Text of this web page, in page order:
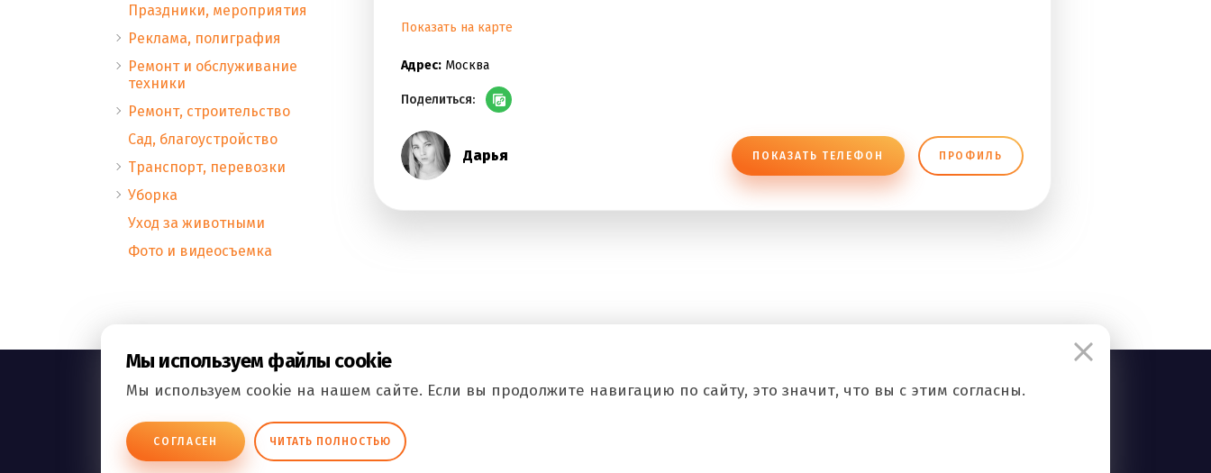
Праздники, мероприятия
Реклама, полиграфия
Ремонт и обслуживание
техники
Ремонт, строительство
Сад, благоустройство
Транспорт, перевозки
Уборка
Уход за животными
Фото и видеосъемка
Показать на карте
Адрес: Москва
Поделиться:
Дарья ПОКАЗАТЬ ТЕЛЕФОН ПРОФИЛЬ
ВСЕ.РФ Copyright © 2026 Все.Рф Все права защищены
Мы используем файлы cookie
Мы используем cookie на нашем сайте. Если вы продолжите навигацию по сайту, это значит, что вы с этим согласны.
СОГЛАСЕН ЧИТАТЬ ПОЛНОСТЬЮ